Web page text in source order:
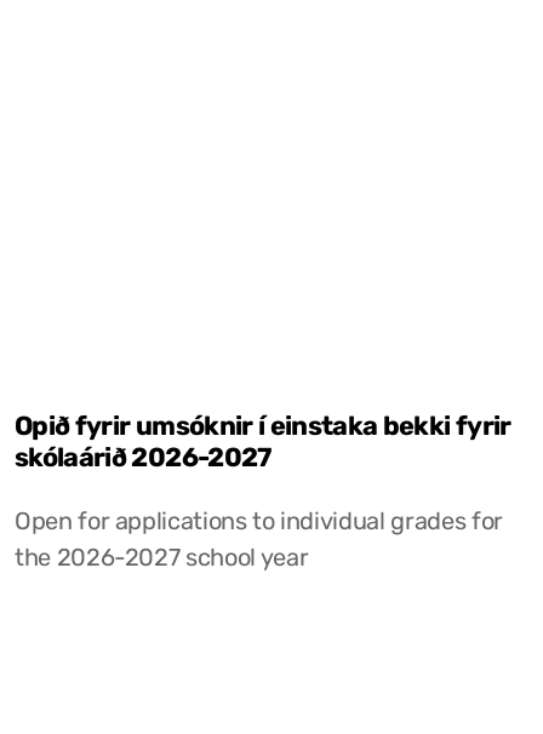
Opið fyrir umsóknir í einstaka bekki fyrir
skólaárið 2026-2027
Open for applications to individual grades for
the 2026-2027 school year